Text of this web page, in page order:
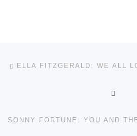
Beitragsnavigation